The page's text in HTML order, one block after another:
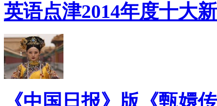
英语点津2014年度十大
《中国日报》版《甄嬛